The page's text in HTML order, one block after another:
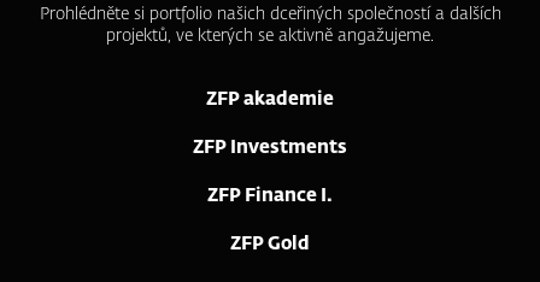
Prohlédněte si portfolio našich dceřiných společností a dalších
projektů, ve kterých se aktivně angažujeme.
ZFP akademie
ZFP Investments
ZFP Finance I.
ZFP Gold